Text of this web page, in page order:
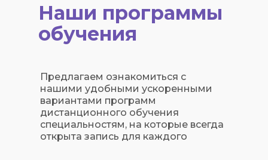
Наши программы
обучения
Предлагаем ознакомиться с
нашими удобными ускоренными
вариантами программ
дистанционного обучения
специальностям, на которые всегда
открыта запись для каждого